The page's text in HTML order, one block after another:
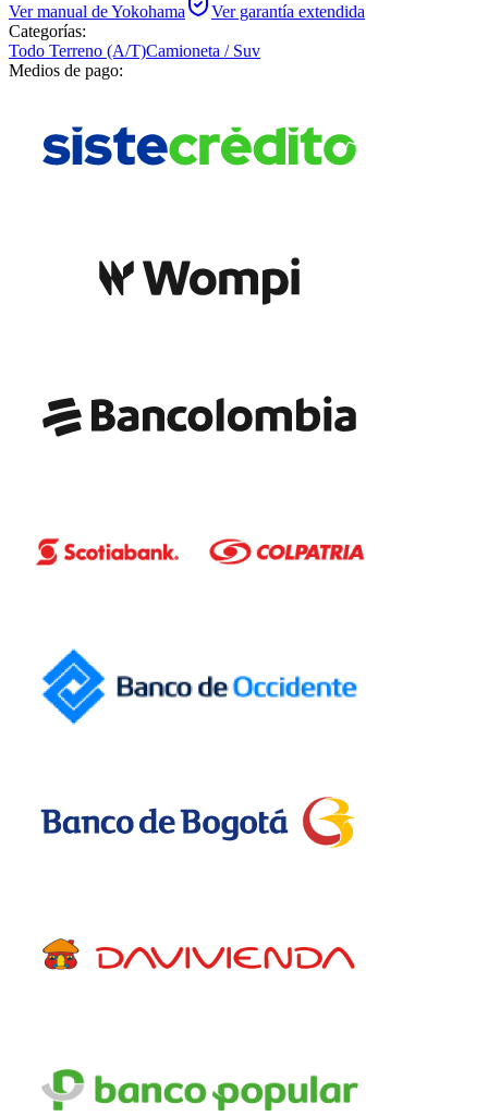
Ver manual deYokohama
Ver garantía extendida
Categorías:
Todo Terreno (A/T)Camioneta / Suv
Medios de pago: